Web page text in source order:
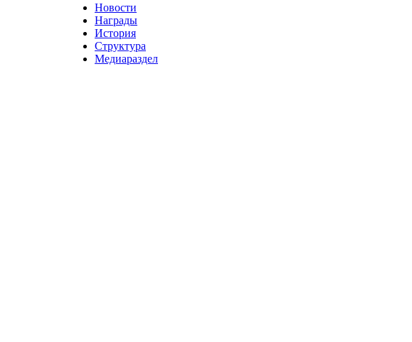
Новости
Награды
История
Структура
Медиараздел